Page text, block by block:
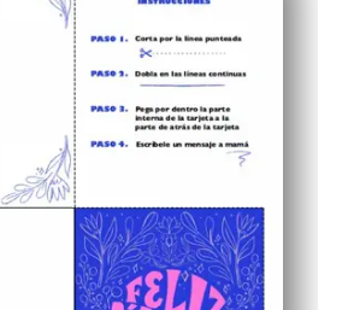
farbite a píšte úprimné správy
listový papier - vhodný pre